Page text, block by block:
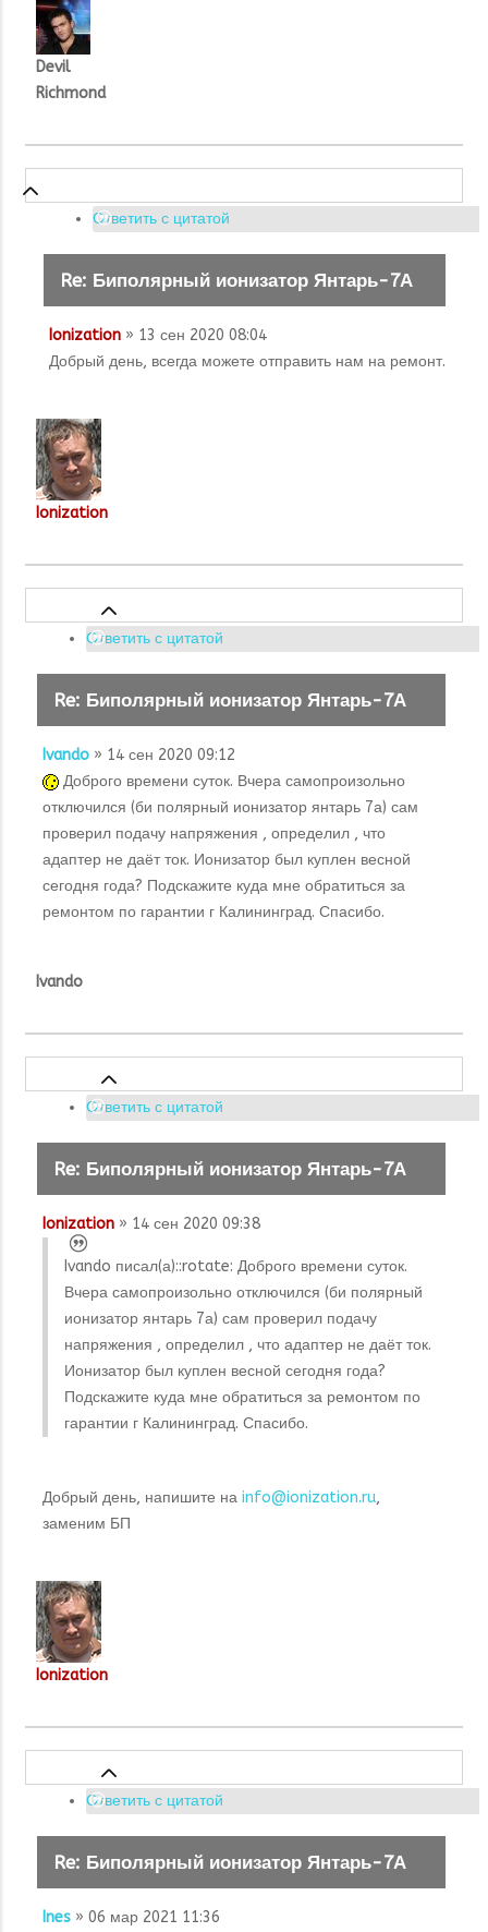
Devil
Richmond
Ответить с цитатой
Re: Биполярный ионизатор Янтарь-7А
Ionization » 13 сен 2020 08:04
Добрый день, всегда можете отправить нам на ремонт.
Ionization
Ответить с цитатой
Re: Биполярный ионизатор Янтарь-7А
Ivando » 14 сен 2020 09:12
Доброго времени суток. Вчера самопроизольно
отключился (би полярный ионизатор янтарь 7а) сам
проверил подачу напряжения , определил , что
адаптер не даёт ток. Ионизатор был куплен весной
сегодня года? Подскажите куда мне обратиться за
ремонтом по гарантии г Калининград. Спасибо.
Ivando
Ответить с цитатой
Re: Биполярный ионизатор Янтарь-7А
Ionization » 14 сен 2020 09:38
Ivando писал(а)::rotate: Доброго времени суток.
Вчера самопроизольно отключился (би полярный
ионизатор янтарь 7а) сам проверил подачу
напряжения , определил , что адаптер не даёт ток.
Ионизатор был куплен весной сегодня года?
Подскажите куда мне обратиться за ремонтом по
гарантии г Калининград. Спасибо.
Добрый день, напишите на info@ionization.ru,
заменим БП
Ionization
Ответить с цитатой
Re: Биполярный ионизатор Янтарь-7А
Ines » 06 мар 2021 11:36